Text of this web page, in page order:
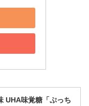
UHA味覚糖「ぷっち